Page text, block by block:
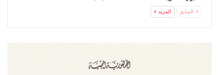
السابق المزيد